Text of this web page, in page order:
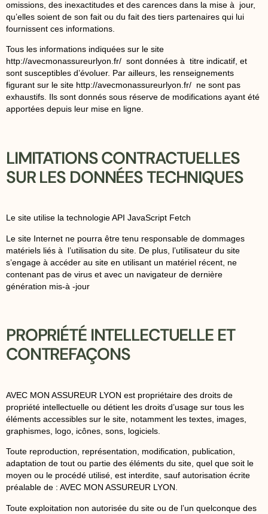
omissions, des inexactitudes et des carences dans la mise à jour,
qu’elles soient de son fait ou du fait des tiers partenaires qui lui
fournissent ces informations.
Tous les informations indiquées sur le site
http://avecmonassureurlyon.fr/ sont données à titre indicatif, et
sont susceptibles d’évoluer. Par ailleurs, les renseignements
figurant sur le site http://avecmonassureurlyon.fr/ ne sont pas
exhaustifs. Ils sont donnés sous réserve de modifications ayant été
apportées depuis leur mise en ligne.
LIMITATIONS CONTRACTUELLES
SUR LES DONNÉES TECHNIQUES
Le site utilise la technologie API JavaScript Fetch
Le site Internet ne pourra être tenu responsable de dommages
matériels liés à l’utilisation du site. De plus, l’utilisateur du site
s’engage à accéder au site en utilisant un matériel récent, ne
contenant pas de virus et avec un navigateur de dernière
génération mis-à -jour
PROPRIÉTÉ INTELLECTUELLE ET
CONTREFAÇONS
AVEC MON ASSUREUR LYON est propriétaire des droits de
propriété intellectuelle ou détient les droits d’usage sur tous les
éléments accessibles sur le site, notamment les textes, images,
graphismes, logo, icônes, sons, logiciels.
Toute reproduction, représentation, modification, publication,
adaptation de tout ou partie des éléments du site, quel que soit le
moyen ou le procédé utilisé, est interdite, sauf autorisation écrite
préalable de : AVEC MON ASSUREUR LYON.
Toute exploitation non autorisée du site ou de l’un quelconque des